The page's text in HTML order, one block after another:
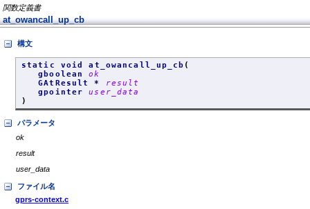
関数定義書
at_owancall_up_cb
構文
static void at_owancall_up_cb (
gbooleanok
GAtResult *
result
gpointeruser_data
)
パラメータ
ok
result
user_data
ファイル名
gprs-context.c